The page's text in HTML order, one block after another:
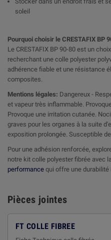
soleil
Pourquoi choisir le CRESTAFIX BP
Le CRESTAFIX BP 90-80 est un
recherchant une colle polyester
adhérence fiable et une résistance
composites.
Mentions légales: Dangereux -
et vapeur très inflammable.
Provoque une irritation cutanée.
graves pour les organes à la suite
exposition prolongée. Susceptible
Pour une adhésion renforcée,
notre kit colle polyester fibrée avec la
performance qui offre une durabilité
Pièces jointes
FT COLLE FIBREE